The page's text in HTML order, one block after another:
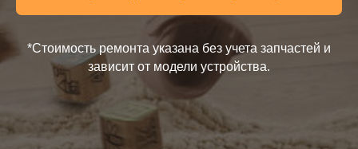
*Стоимость ремонта указана без учета запчастей и
зависит от модели устройства.